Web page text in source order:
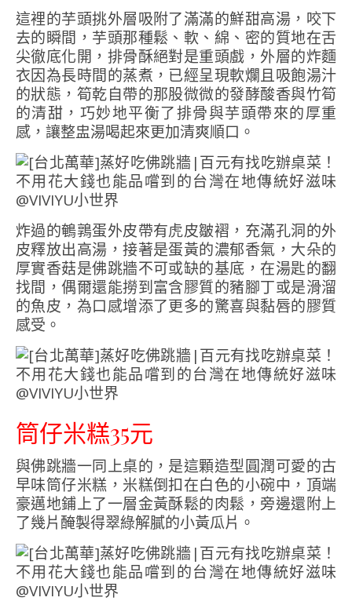
這裡的芋頭挑外層吸附了滿滿的鮮甜高湯，咬下
去的瞬間，芋頭那種鬆、軟、綿、密的質地在舌
尖徹底化開，排骨酥絕對是重頭戲，外層的炸麵
衣因為長時間的蒸煮，已經呈現軟爛且吸飽湯汁
的狀態，筍乾自帶的那股微微的發酵酸香與竹筍
的清甜，巧妙地平衡了排骨與芋頭帶來的厚重
感，讓整盅湯喝起來更加清爽順口。
炸過的鵪鶉蛋外皮帶有虎皮皺褶，充滿孔洞的外
皮釋放出高湯，接著是蛋黃的濃郁香氣，大朵的
厚實香菇是佛跳牆不可或缺的基底，在湯匙的翻
找間，偶爾還能撈到富含膠質的豬腳丁或是滑溜
的魚皮，為口感增添了更多的驚喜與黏唇的膠質
感受。
筒仔米糕35元
與佛跳牆一同上桌的，是這顆造型圓潤可愛的古
早味筒仔米糕，米糕倒扣在白色的小碗中，頂端
豪邁地鋪上了一層金黃酥鬆的肉鬆，旁邊還附上
了幾片醃製得翠綠解膩的小黃瓜片。